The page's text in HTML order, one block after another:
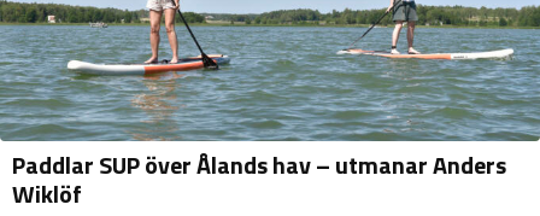
Paddlar SUP över Ålands hav – utmanar Anders
Wiklöf